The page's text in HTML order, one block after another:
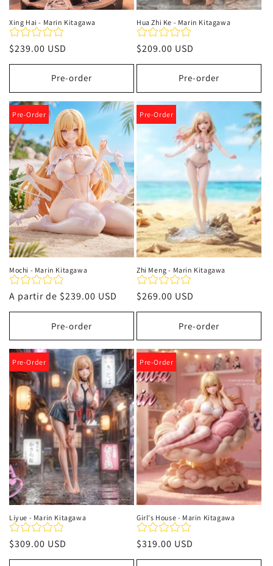
Xing Hai - Marin Kitagawa
Precio
habitual
$239.00 USD
Pre-order
Hua Zhi Ke - Marin Kitagawa
Precio
habitual
$209.00 USD
Pre-order
Pre-Order
Mochi - Marin Kitagawa
Precio
habitual
A partir de $239.00 USD
Pre-order
Pre-Order
Zhi Meng - Marin Kitagawa
Precio
habitual
$269.00 USD
Pre-order
Pre-Order
Liyue - Marin Kitagawa
Precio
habitual
$309.00 USD
Pre-Order
Girl's House - Marin Kitagawa
Precio
habitual
$319.00 USD